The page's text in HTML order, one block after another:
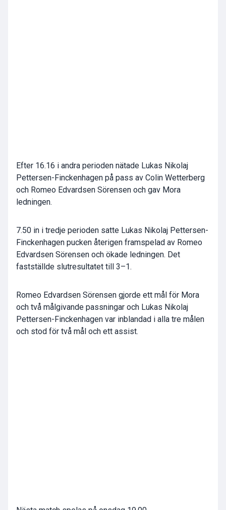
Efter 16.16 i andra perioden nätade Lukas Nikolaj
Pettersen-Finckenhagen på pass av Colin Wetterberg
och Romeo Edvardsen Sörensen och gav Mora
ledningen.
7.50 in i tredje perioden satte Lukas Nikolaj Pettersen-
Finckenhagen pucken återigen framspelad av Romeo
Edvardsen Sörensen och ökade ledningen. Det
fastställde slutresultatet till 3–1.
Romeo Edvardsen Sörensen gjorde ett mål för Mora
och två målgivande passningar och Lukas Nikolaj
Pettersen-Finckenhagen var inblandad i alla tre målen
och stod för två mål och ett assist.